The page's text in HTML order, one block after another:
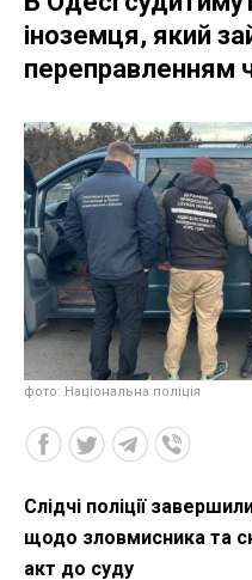
іноземця, який
переправленням
фото: Національна поліція
Слідчі поліції
щодо зловмисника та
акт до суду